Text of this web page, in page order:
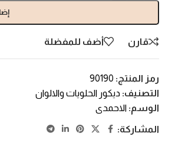
قارن أضف للمفضلة
رمز المنتج: 90190
التصنيف: ديكور الحلويات والالوان
الوسم: الاحمدى
المشاركة: